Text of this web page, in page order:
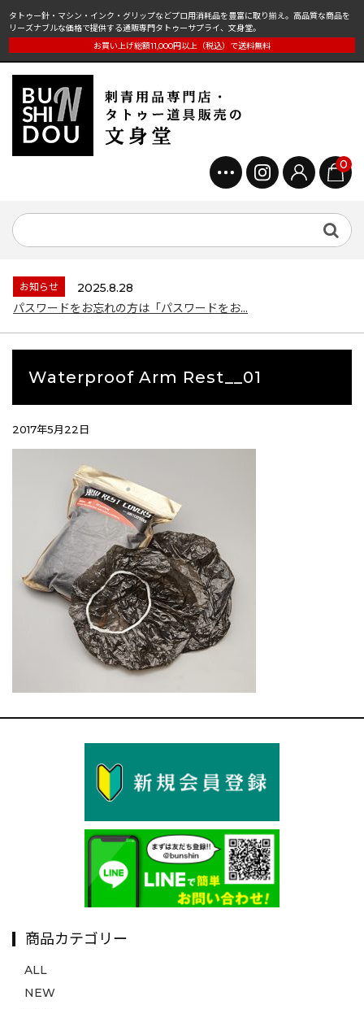
タトゥー針・マシン・インク・グリップなどプロ用消耗品を豊富に取り揃え。高品質な商品を
リーズナブルな価格で提供する通販専門タトゥーサプライ、文身堂。
お買い上げ総額11,000円以上（税込）で送料無料
0
お知らせ
2025.8.28
パスワードをお忘れの方は「パスワードをお...
Waterproof Arm Rest__01
2017年5月22日
商品カテゴリー
ALL
NEW